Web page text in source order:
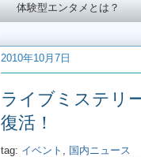
体験型エンタメとは？
2010年10月7日
ライブミステリ
復活！
tag: イベント 国内ニュース